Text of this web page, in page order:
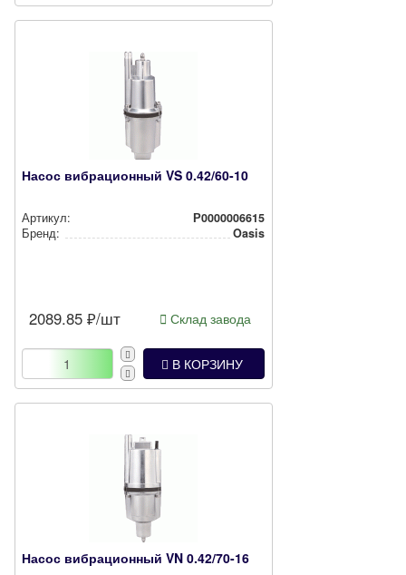
Насос вибрационный VS 0.42/60-10
Артикул:
Р0000006615
Бренд:
Oasis
2089.85 ₽/шт Склад завода
В КОРЗИНУ
Насос вибрационный VN 0.42/70-16